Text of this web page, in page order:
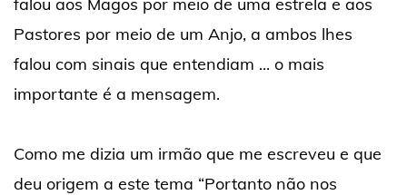
Pastores por meio de um Anjo, a ambos lhes
falou com sinais que entendiam ... o mais
importante é a mensagem.
Como me dizia um irmão que me escreveu e que
deu origem a este tema “Portanto não nos